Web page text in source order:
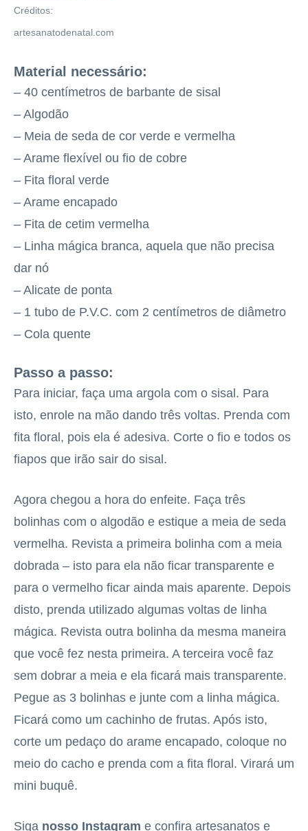
Créditos:
artesanatodenatal.com
Material necessário:
– 40 centímetros de barbante de sisal
– Algodão
– Meia de seda de cor verde e vermelha
– Arame flexível ou fio de cobre
– Fita floral verde
– Arame encapado
– Fita de cetim vermelha
– Linha mágica branca, aquela que não precisa
dar nó
– Alicate de ponta
– 1 tubo de P.V.C. com 2 centímetros de diâmetro
– Cola quente
Passo a passo:
Para iniciar, faça uma argola com o sisal. Para
isto, enrole na mão dando três voltas. Prenda com
fita floral, pois ela é adesiva. Corte o fio e todos os
fiapos que irão sair do sisal.
Agora chegou a hora do enfeite. Faça três
bolinhas com o algodão e estique a meia de seda
vermelha. Revista a primeira bolinha com a meia
dobrada – isto para ela não ficar transparente e
para o vermelho ficar ainda mais aparente. Depois
disto, prenda utilizado algumas voltas de linha
mágica. Revista outra bolinha da mesma maneira
que você fez nesta primeira. A terceira você faz
sem dobrar a meia e ela ficará mais transparente.
Pegue as 3 bolinhas e junte com a linha mágica.
Ficará como um cachinho de frutas. Após isto,
corte um pedaço do arame encapado, coloque no
meio do cacho e prenda com a fita floral. Virará um
mini buquê.
Siga nosso Instagram e confira artesanatos e